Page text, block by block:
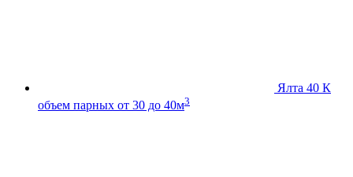
Ялта 40 К
объем парных от 30 до 40м3